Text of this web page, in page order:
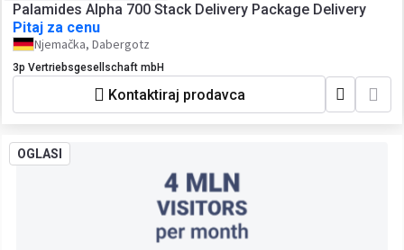
Palamides Alpha 700 Stack Delivery Package Delivery
Pitaj za cenu
Njemačka, Dabergotz
3p Vertriebsgesellschaft mbH
Kontaktiraj prodavca
OGLASI